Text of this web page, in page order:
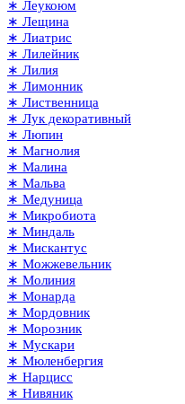
∗ Леукоюм
∗ Лещина
∗ Лиатрис
∗ Лилейник
∗ Лилия
∗ Лимонник
∗ Лиственница
∗ Лук декоративный
∗ Люпин
∗ Магнолия
∗ Малина
∗ Мальва
∗ Медуница
∗ Микробиота
∗ Миндаль
∗ Мискантус
∗ Можжевельник
∗ Молиния
∗ Монарда
∗ Мордовник
∗ Морозник
∗ Мускари
∗ Мюленбергия
∗ Нарцисс
∗ Нивяник